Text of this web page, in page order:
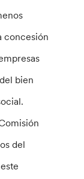
concesión
bien
del